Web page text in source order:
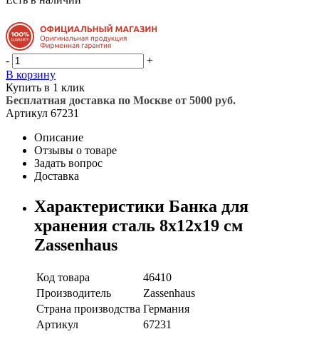
-
+
В корзину
Купить в 1 клик
Бесплатная доставка по Москве от 5000 руб.
Артикул 67231
Описание
Отзывы о товаре
Задать вопрос
Доставка
Характеристики Банка для
хранения сталь 8х12х19 см
Zassenhaus
Код товара
46410
Производитель
Zassenhaus
Страна производства Германия
Артикул
67231